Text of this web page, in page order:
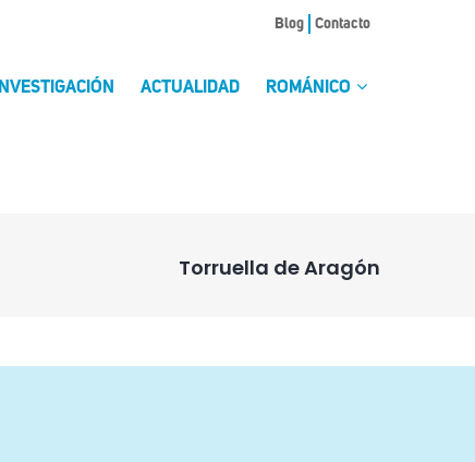
Blog Contacto
INVESTIGACIÓN ACTUALIDAD ROMÁNICO
Torruella de Aragón